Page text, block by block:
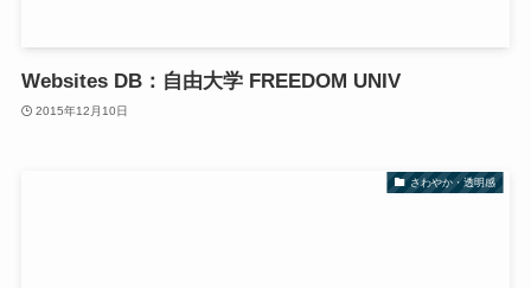
Websites DB：自由大学 FREEDOM UNIV
2015年12月10日
さわやか・透明感